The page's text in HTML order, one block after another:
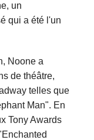
un
qui a été l'un
Noone a
de théâtre,
telles que
Man". En
Tony Awards